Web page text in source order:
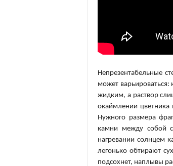
Непрезентабельные
может варьироваться:
жидким, а раствор
окаймлении
Нужного размера
камни между собой
нагревании солнцем
легонько обтирают
подсохнет, наплывы